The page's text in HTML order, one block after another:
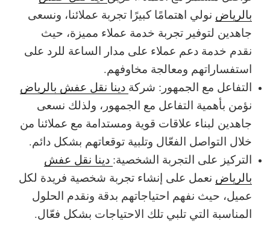
بالرياض نولي اهتمامًا كبيرًا تجربة عملائنا، ونسعى
جاهدين لتوفير تجربة خدمة عملاء مميزة، حيث
نقدم خدمة دعم عملاء على مدار الساعة للرد على
استفساراتهم ومعالجة مخاوفهم.
التفاعل مع الجمهور: شركة دينا نقل عفش بالرياض
نؤمن بأهمية التفاعل مع الجمهور، ولذلك نسعى
جاهدين لبناء علاقات قوية ومستدامة مع عملائنا من
خلال التواصل الفعّال وتلبية توقعاتهم بشكل دائم.
التركيز على التجربة الشخصية: دينا نقل عفش
بالرياض نعمل على إنشاء تجربة شخصية فريدة لكل
عميل، حيث نفهم احتياجاتهم بدقة ونقدم الحلول
المناسبة التي تلبي تلك الاحتياجات بشكل فعّال.